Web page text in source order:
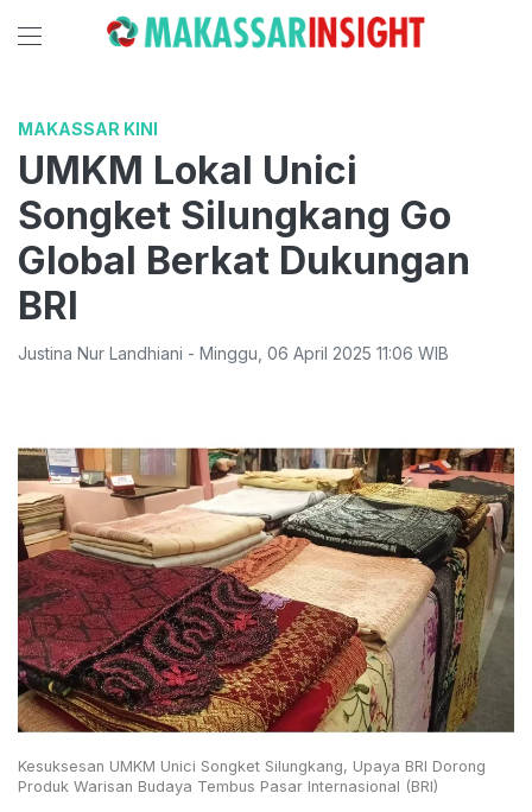
MAKASSAR KINI
UMKM Lokal Unici
Songket Silungkang Go
Global Berkat Dukungan
BRI
Justina Nur Landhiani - Minggu 06 April 2025 11:06 WIB
Kesuksesan UMKM Unici Songket Silungkang, Upaya BRI Dorong
Produk Warisan Budaya Tembus Pasar Internasional (BRI)